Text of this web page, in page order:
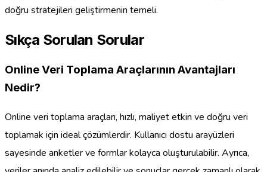
doğru stratejileri geliştirmenin temeli.
Sıkça Sorulan Sorular
Online Veri Toplama Araçlarının Avantajları
Nedir?
Online veri toplama araçları, hızlı, maliyet etkin ve doğru veri
toplamak için ideal çözümlerdir. Kullanıcı dostu arayüzleri
sayesinde anketler ve formlar kolayca oluşturulabilir. Ayrıca,